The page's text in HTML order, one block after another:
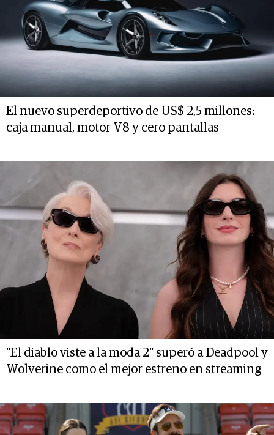
El nuevo superdeportivo de US$ 2,5 millones:
caja manual, motor V8 y cero pantallas
"El diablo viste a la moda 2" superó a Deadpool y
Wolverine como el mejor estreno en streaming